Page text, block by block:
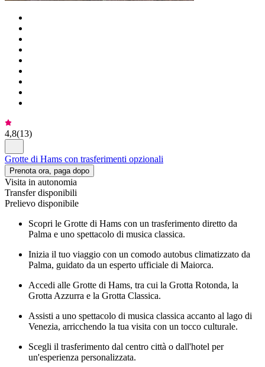
4,8(13)
Grotte di Hams con trasferimenti opzionali
Prenota ora, paga dopo
Visita in autonomia
Transfer disponibili
Prelievo disponibile
Scopri le Grotte di Hams con un trasferimento diretto da
Palma e uno spettacolo di musica classica.
Inizia il tuo viaggio con un comodo autobus climatizzato da
Palma, guidato da un esperto ufficiale di Maiorca.
Accedi alle Grotte di Hams, tra cui la Grotta Rotonda, la
Grotta Azzurra e la Grotta Classica.
Assisti a uno spettacolo di musica classica accanto al lago di
Venezia, arricchendo la tua visita con un tocco culturale.
Scegli il trasferimento dal centro città o dall'hotel per
un'esperienza personalizzata.